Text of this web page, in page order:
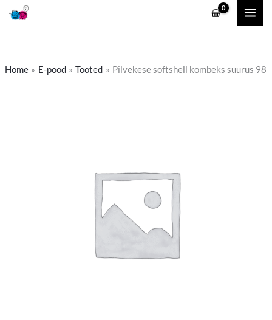
Skip
Home E-pood Tooted Pilvekese softshell kombeks suurus 98